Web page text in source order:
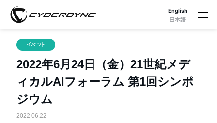
English
日本語
イベント
2022年6月24日（金）21世紀メデ
ィカルAIフォーラム 第1回シンポ
ジウム
2022.06.22